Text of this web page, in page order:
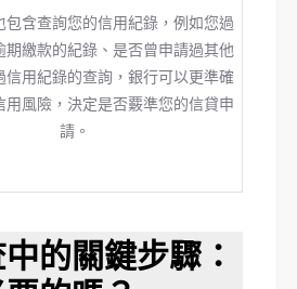
包含查詢您的信用紀錄，例如您過
期繳款的紀錄、是否曾申請過其他
信用紀錄的查詢，銀行可以更準確
用風險，決定是否覈準您的信貸申
請。
的關鍵步驟：